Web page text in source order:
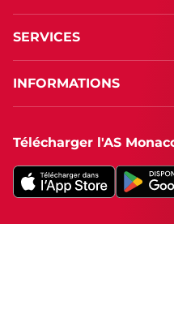
SERVICES
INFORMATIONS
Télécharger l'AS